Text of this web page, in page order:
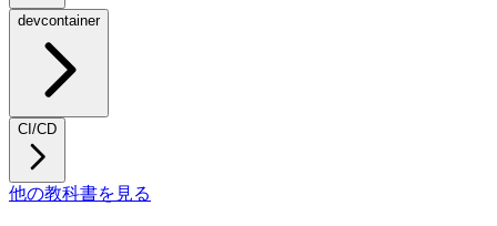
devcontainer
CI/CD
他の教科書を見る